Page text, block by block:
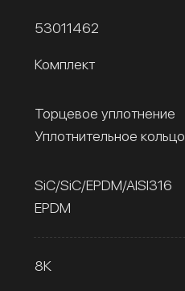
53011462
Комплект
Торцевое уплотнение
Уплотнительное кольцо
SiC/SiC/EPDM/AISI316
EPDM
8К